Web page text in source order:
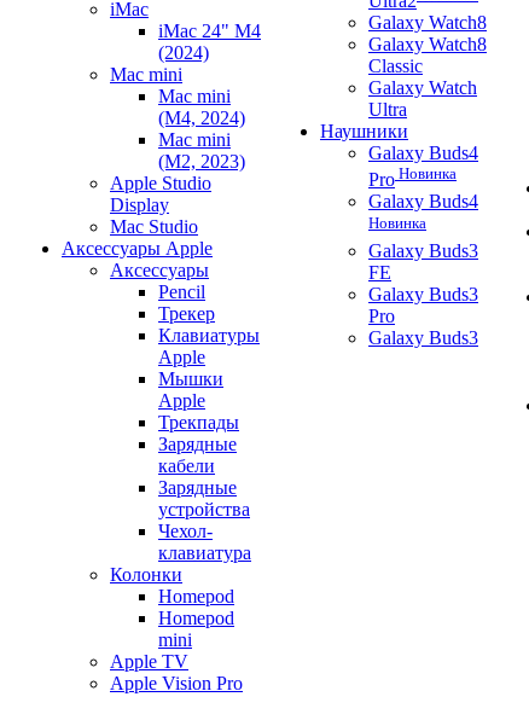
iMac
iMac 24" M4
(2024)
Mac mini
Mac mini
(M4, 2024)
Mac mini
(M2, 2023)
Apple Studio
Display
Mac Studio
Аксессуары Apple
Аксессуары
Pencil
Трекер
Клавиатуры
Apple
Мышки
Apple
Трекпады
Зарядные
кабели
Зарядные
устройства
Чехол-
клавиатура
Колонки
Homepod
Homepod
mini
Apple TV
Apple Vision Pro
Galaxy Watch8
Galaxy Watch8
Classic
Galaxy Watch
Ultra
Наушники
Galaxy Buds4
Pro Новинка
Galaxy Buds4
Новинка
Galaxy Buds3
FE
Galaxy Buds3
Pro
Galaxy Buds3